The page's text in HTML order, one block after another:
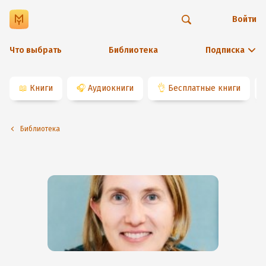
Что выбрать Библиотека Подписка
Войти
📖 Книги 🎧 Аудиокниги 👌 Бесплатные книги
Библиотека